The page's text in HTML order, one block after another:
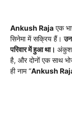
Ankush Raja एक
सिनेमा में सक्रिय हैं।
परिवार में हुआ था। अंकुश
है, और दोनों एक साथ
ही नाम “Ankush